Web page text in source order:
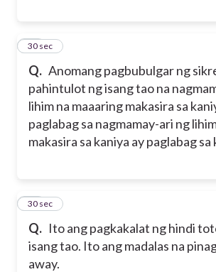
Q. Anomang pagbubulgar ng
pahintulot ng isang tao na
lihim na maaaring makasira sa
paglabag sa nagmamay-ari ng
makasira sa kaniya ay paglabag
25
30 sec
Q. Ito ang pagkakalat ng hindi
isang tao. Ito ang madalas na
away.
26
30 sec